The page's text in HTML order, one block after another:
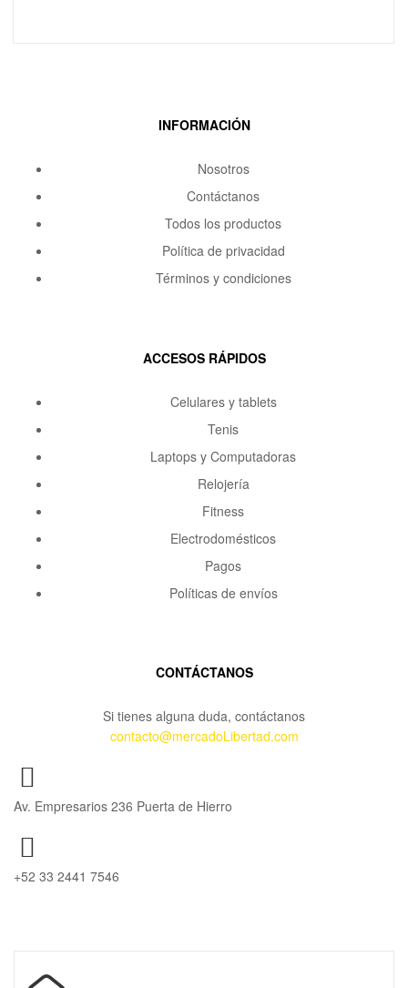
INFORMACIÓN
Nosotros
Contáctanos
Todos los productos
Política de privacidad
Términos y condiciones
ACCESOS RÁPIDOS
Celulares y tablets
Tenis
Laptops y Computadoras
Relojería
Fitness
Electrodomésticos
Pagos
Políticas de envíos
CONTÁCTANOS
Si tienes alguna duda, contáctanos
contacto@mercadoLibertad.com
Av. Empresarios 236 Puerta de Hierro
+52 33 2441 7546